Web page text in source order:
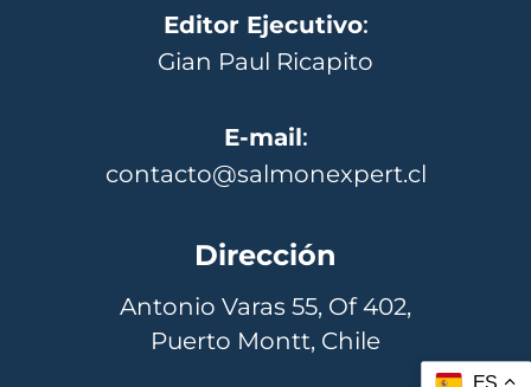
Editor Ejecutivo:
Gian Paul Ricapito
E-mail:
contacto@salmonexpert.cl
Dirección
Antonio Varas 55, Of 402,
Puerto Montt, Chile
ES